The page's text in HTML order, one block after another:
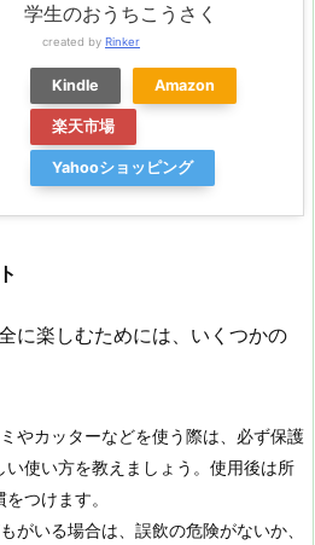
学生のおうちこうさく
created by Rinker
Kindle Amazon
楽天市場
Yahooショッピング
に楽しむためには、いくつかの
やカッターなどを使う際は、必ず保護
使い方を教えましょう。使用後は所
つけます。
がいる場合は、誤飲の危険がないか、